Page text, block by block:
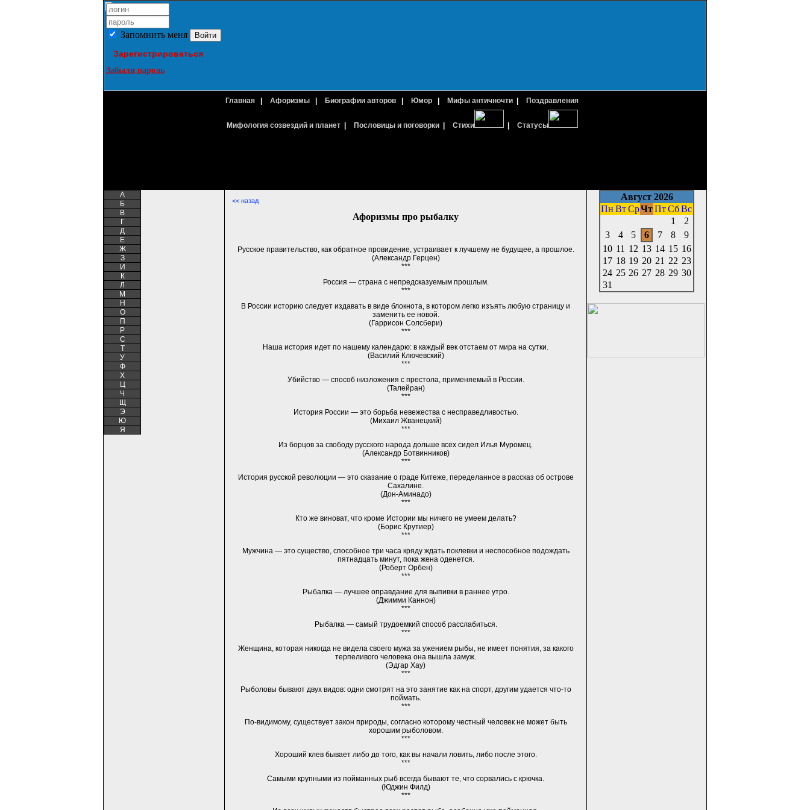
Запомнить меня
Зарегистрироваться
Забыли пароль
Главная Афоризмы Биографии авторов Юмор Мифы античночти Поздравления
Мифология созвездий и планет| Пословицы и поговорки| Стихи Статусы
A
Б
В
Г
Д
Е
Ж
З
И
К
Л
М
Н
О
П
Р
С
Т
У
Ф
Х
Ц
Ч
Щ
Э
Ю
Я
<< назад
Афоризмы про рыбалку
Русское правительство, как обратное провидение, устраивает к лучшему не будущее, а прошлое.
(Александр Герцен)
***
Россия — страна с непредсказуемым прошлым.
***
В России историю следует издавать в виде блокнота, в котором легко изъять любую страницу и
заменить ее новой.
(Гаррисон Солсбери)
***
Наша история идет по нашему календарю: в каждый век отстаем от мира на сутки.
(Василий Ключевский)
***
Убийство — способ низложения с престола, применяемый в России.
(Талейран)
***
История России — это борьба невежества с несправедливостью.
(Михаил Жванецкий)
***
Из борцов за свободу русского народа дольше всех сидел Илья Муромец.
(Александр Ботвинников)
***
История русской революции — это сказание о гра­де Китеже, переделанное в рассказ об острове
Сахалине.
(Дон-Аминадо)
***
Кто же виноват, что кроме Истории мы ничего не умеем делать?
(Борис Крутиер)
***
Мужчина — это существо, способное три часа кряду ждать поклевки и неспособное подождать
пятнадцать минут, пока жена оденется.
(Роберт Орбен)
***
Рыбалка — лучшее оправдание для выпивки в раннее утро.
(Джимми Каннон)
***
Рыбалка — самый трудоемкий способ расслабиться.
***
Женщина, которая никогда не видела своего мужа за ужением рыбы, не имеет понятия, за какого
терпеливого человека она вышла замуж.
(Эдгар Хау)
***
Рыболовы бывают двух видов: одни смотрят на это занятие как на спорт, другим удается что-то
поймать.
***
По-видимому, существует закон природы, согласно которому честный человек не может быть
хорошим рыболовом.
***
Хороший клев бывает либо до того, как вы начали ловить, либо после этого.
***
Самыми крупными из пойманных рыб всегда бывают те, что сорвались с крючка.
(Юджин Филд)
***
Август 2026
Пн Вт СрЧтПт Сб Вс
1
2
3
4 5 6 7 8
9
10 11 12 13 14 15 16
17 18 19 20 21 22 23
24 25 26 27 28 29 30
31